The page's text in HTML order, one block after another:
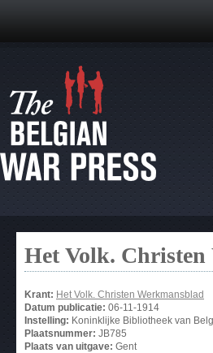
Het Volk. Christen
Krant: Het Volk. Christen Werkmansblad
Datum publicatie: 06-11-1914
Instelling: Koninklijke Bibliotheek van
Plaatsnummer: JB785
Plaats van uitgave: Gent